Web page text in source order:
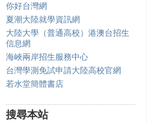
你好台灣網
夏潮大陸就學資訊網
大陸大學（普通高校）港澳台招生
信息網
海峽兩岸招生服務中心
台灣學測免試申請大陸高校官網
若水堂簡體書店
搜尋本站